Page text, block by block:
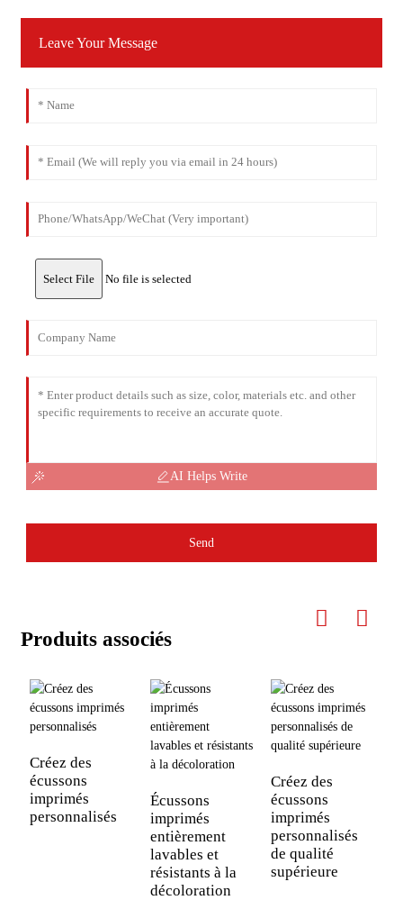
Leave Your Message
Select File No file is selected
AI Helps Write
Send
Produits associés
Créez des
écussons
imprimés
personnalisés
Écussons
imprimés
entièrement
lavables et
résistants à la
décoloration
Créez des
écussons
imprimés
personnalisés
de qualité
supérieure